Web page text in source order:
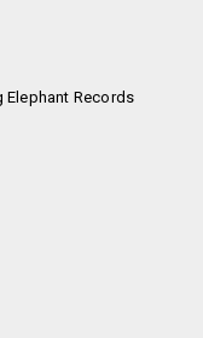
Elephant Records